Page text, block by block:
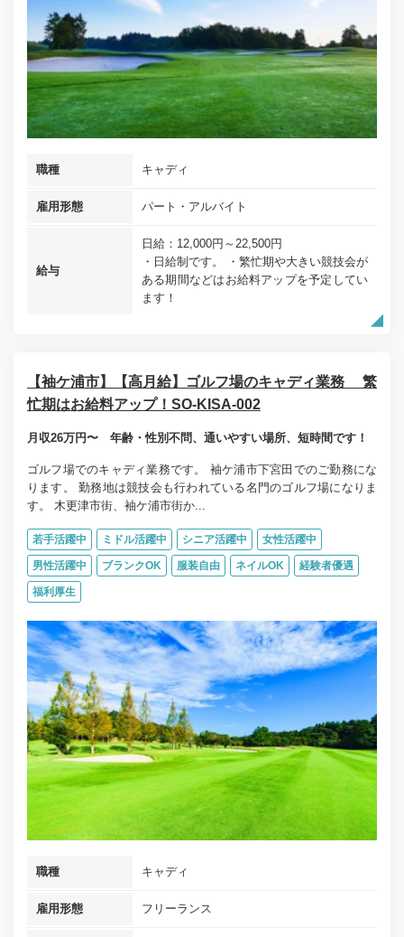
職種 キャディ
雇用形態 パート・アルバイト
給与
日給：12,000円～22,500円
・日給制です。 ・繁忙期や大きい競技会が
ある期間などはお給料アップを予定してい
ます！
【袖ケ浦市】【高月給】ゴルフ場のキャディ業務 繁
忙期はお給料アップ！SO-KISA-002
月収26万円〜 年齢・性別不問、通いやすい場所、短時間です！
ゴルフ場でのキャディ業務です。 袖ケ浦市下宮田でのご勤務にな
ります。 勤務地は競技会も行われている名門のゴルフ場になりま
す。 木更津市街、袖ケ浦市街か...
若手活躍中 ミドル活躍中 シニア活躍中 女性活躍中
男性活躍中 ブランクOK 服装自由 ネイルOK 経験者優遇
福利厚生
職種 キャディ
雇用形態 フリーランス